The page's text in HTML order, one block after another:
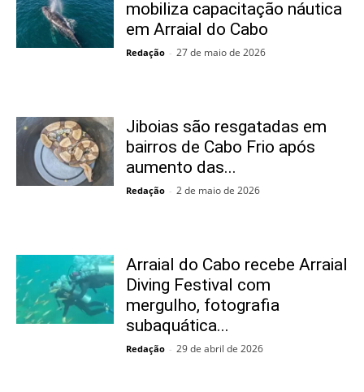
mobiliza capacitação náutica
em Arraial do Cabo
Redação - 27 de maio de 2026
Jiboias são resgatadas em
bairros de Cabo Frio após
aumento das...
Redação - 2 de maio de 2026
Arraial do Cabo recebe Arraial
Diving Festival com
mergulho, fotografia
subaquática...
Redação - 29 de abril de 2026